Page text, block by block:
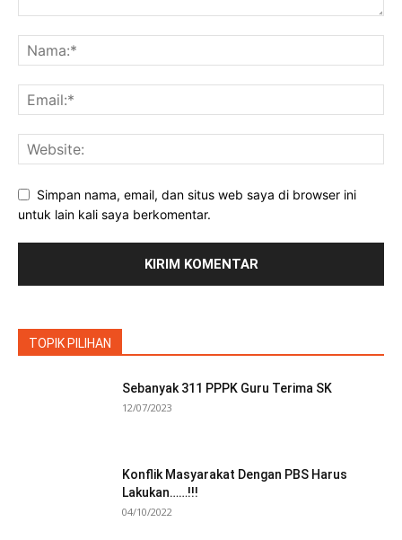
Simpan nama, email, dan situs web saya di browser ini
untuk lain kali saya berkomentar.
TOPIK PILIHAN
Sebanyak 311 PPPK Guru Terima SK
12/07/2023
Konflik Masyarakat Dengan PBS Harus
Lakukan……!!!
04/10/2022